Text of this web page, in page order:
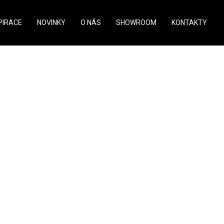
NOVINKY O NÁS SHOWROOM KONTAKTY